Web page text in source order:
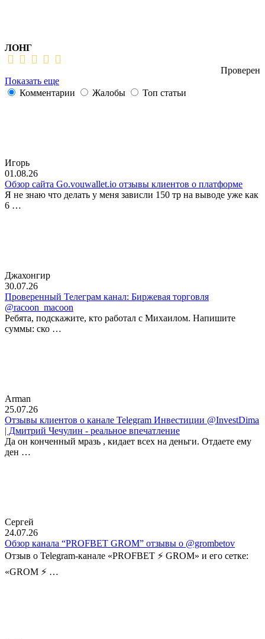
ЛОНГ
Проверен
Показать еще
Комментарии
Жалобы Топ статьи
Игорь
01.08.26
Обзор сайта Go.vouwallet.io отзывы клиентов о платформе
Я не знаю что делать у меня зависли 150 тр на выводе уже как
6 …
Джахонгир
30.07.26
Проверенный Телеграм канал: Биржевая торговля
@racoon_macoon
Ребята, подскажите, кто работал с Михаилом. Напишите
суммы: ско …
Arman
25.07.26
Отзывы клиентов о канале Telegram Инвестиции @InvestDima
| Дмитрий Чечулин - реальное впечатление
Да он конченный мразь , кидает всех на деньги. Отдаете ему
ден …
Сергей
24.07.26
Обзор канала “PROFBET GROM” отзывы о @grombetov
Отзыв о Telegram-канале «PROFBET ⚡️ GROM» и его сетке:
«GROM ⚡️ …